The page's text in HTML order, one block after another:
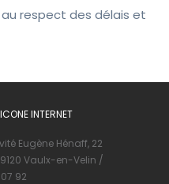
respect des délais et
ICONE INTERNET
Eugène Hénaff, 22
Vaulx-en-Velin /
92